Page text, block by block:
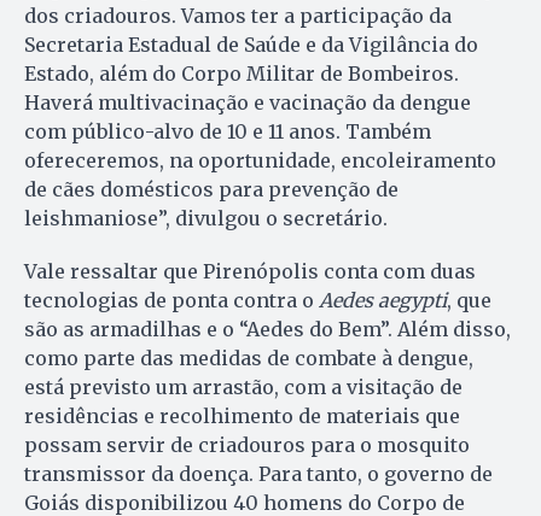
dos criadouros. Vamos ter a participação da
Secretaria Estadual de Saúde e da Vigilância do
Estado, além do Corpo Militar de Bombeiros.
Haverá multivacinação e vacinação da dengue
com público-alvo de 10 e 11 anos. Também
ofereceremos, na oportunidade, encoleiramento
de cães domésticos para prevenção de
leishmaniose”, divulgou o secretário.
Vale ressaltar que Pirenópolis conta com duas
tecnologias de ponta contra o Aedes aegypti, que
são as armadilhas e o “Aedes do Bem”. Além disso,
como parte das medidas de combate à dengue,
está previsto um arrastão, com a visitação de
residências e recolhimento de materiais que
possam servir de criadouros para o mosquito
transmissor da doença. Para tanto, o governo de
Goiás disponibilizou 40 homens do Corpo de